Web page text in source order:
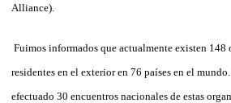
Alliance).
Fuimos informados que actualmente existen 148
residentes en el exterior en 76 países en el
efectuado 30 encuentros nacionales de estas